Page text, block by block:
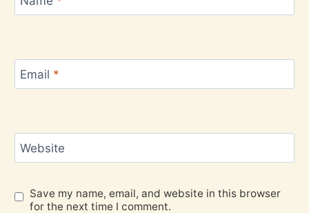
Email *
Website
Save my name, email, and website in this browser
for the next time I comment.